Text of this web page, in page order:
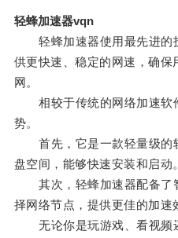
轻蜂加速器vqn
轻蜂加速器使用最先进的
供更快速、稳定的网速，确保
网。
相较于传统的网络加速软
势。
首先，它是一款轻量级的
盘空间，能够快速安装和启动。
其次，轻蜂加速器配备了
择网络节点，提供更佳的加速
无论你是玩游戏、看视频